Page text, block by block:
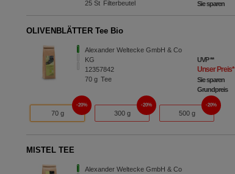
25St Filterbeutel Sie sparen
OLIVENBLÄTTER Tee Bio
Alexander Weltecke GmbH & Co
KG
12357842
70g Tee
UVP**
Unser Preis*
Sie sparen
Grundpreis
70 g
20%
300 g
20%
500 g
20%
MISTEL TEE
Alexander Weltecke GmbH & Co